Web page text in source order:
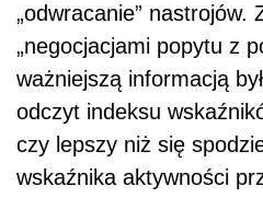
„odwracanie” nastrojów.
„negocjacjami popytu z
ważniejszą informacją
odczyt indeksu
czy lepszy niż się
wskaźnika aktywności